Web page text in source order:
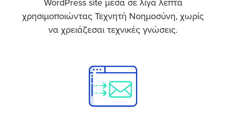
WordPress site μέσα σε λίγα λεπτά
χρησιμοποιώντας Τεχνητή Νοημοσύνη, χωρίς
να χρειάζεσαι τεχνικές γνώσεις.